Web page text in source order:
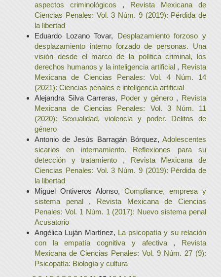
aspectos criminológicos ,
Revista Mexicana de
Ciencias Penales: Vol. 3 Núm. 9 (2019): Pérdida de
la libertad
Eduardo Lozano Tovar,
Desplazamiento forzoso y
desplazamiento interno forzado de personas. Una
visión desde el marco de la política criminal, los
derechos humanos y la inteligencia artificial , Revista
Mexicana de Ciencias Penales: Vol. 4 Núm. 14
(2021): Ciencias penales e inteligencia artificial
Alejandra Silva Carreras, Poder y género , Revista
Mexicana de Ciencias Penales: Vol. 3 Núm. 11
(2020): Sexualidad, violencia y poder. Delitos de
género
Antonio de Jesús Barragán Bórquez, Adolescentes
sicarios en internamiento. Reflexiones para su
detección y tratamiento ,
Revista Mexicana de
Ciencias Penales: Vol. 3 Núm. 9 (2019): Pérdida de
la libertad
Miguel Ontiveros Alonso, Compliance, empresa y
sistema penal ,
Revista Mexicana de Ciencias
Penales: Vol. 1 Núm. 1 (2017): Nuevo sistema penal
Acusatorio
Angélica Luján Martínez, La psicopatía y su relación
con la empatía cognitiva y afectiva ,
Revista
Mexicana de Ciencias Penales: Vol. 9 Núm. 27 (9):
Psicopatía: Biología y cultura